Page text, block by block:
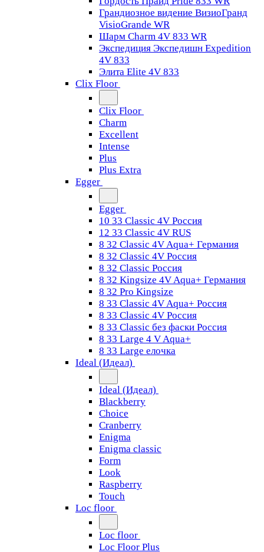
Грандиозное видение ВизиоГранд
VisioGrande WR
Шарм Charm 4V 833 WR
Экспедиция Экспедишн Expedition
4V 833
Элита Elite 4V 833
Clix Floor
Clix Floor
Charm
Excellent
Intense
Plus
Plus Extra
Egger
Egger
10 33 Classic 4V Россия
12 33 Classic 4V RUS
8 32 Classic 4V Aqua+ Германия
8 32 Classic 4V Россия
8 32 Classic Россия
8 32 Kingsize 4V Aqua+ Германия
8 32 Pro Kingsize
8 33 Classic 4V Aqua+ Россия
8 33 Classic 4V Россия
8 33 Classic без фаски Россия
8 33 Large 4 V Aqua+
8 33 Large елочка
Ideal (Идеал)
Ideal (Идеал)
Blackberry
Choice
Cranberry
Enigma
Enigma classic
Form
Look
Raspberry
Touch
Loc floor
Loc floor
Loc Floor Plus